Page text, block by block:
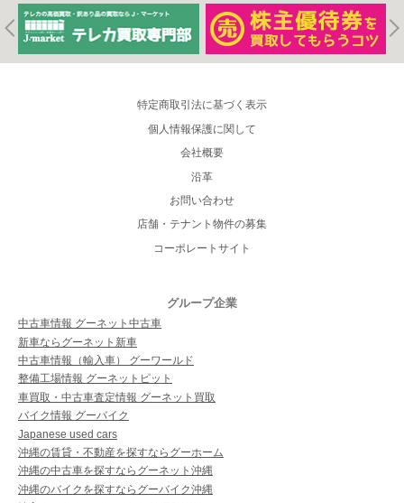
特定商取引法に基づく表示
個人情報保護に関して
会社概要
沿革
お問い合わせ
店舗・テナント物件の募集
コーポレートサイト
グループ企業
中古車情報 グーネット中古車
新車ならグーネット新車
中古車情報（輸入車） グーワールド
整備工場情報 グーネットピット
車買取・中古車査定情報 グーネット買取
バイク情報 グーバイク
Japanese used cars
沖縄の賃貸・不動産を探すならグーホーム
沖縄の中古車を探すならグーネット沖縄
沖縄のバイクを探すならグーバイク沖縄